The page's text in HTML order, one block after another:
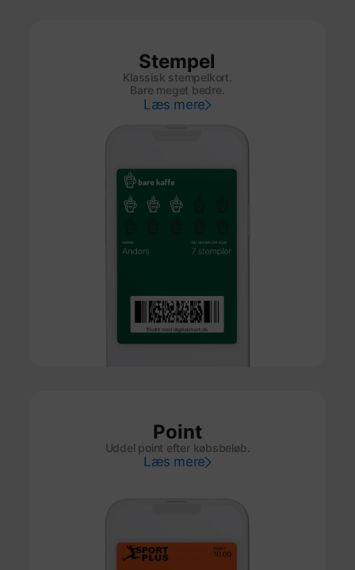
Stempel
Klassisk stempelkort.
Bare meget bedre.
Læs mere
Point
Uddel point efter købsbeløb.
Læs mere